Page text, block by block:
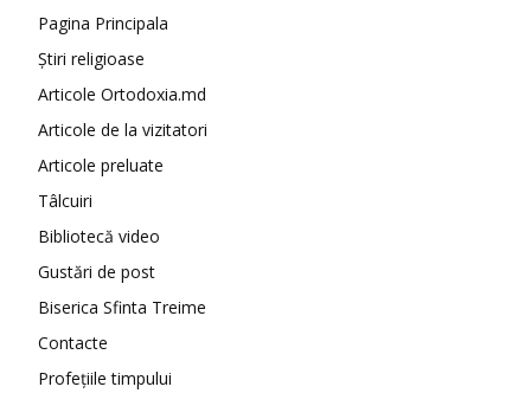
Pagina Principala
Știri religioase
Articole Ortodoxia.md
Articole de la vizitatori
Articole preluate
Tâlcuiri
Bibliotecă video
Gustări de post
Biserica Sfinta Treime
Contacte
Profețiile timpului